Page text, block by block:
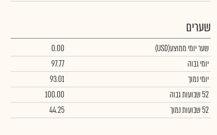
שערים
שער יומי ממוצע(USD)
0.00
יומי גבוה
97.77
יומי נמוך
93.01
52 שבועות גבוה
100.00
52 שבועות נמוך
44.25